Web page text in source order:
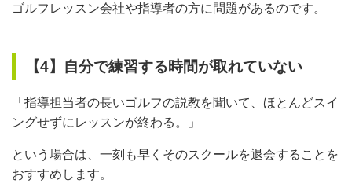
ゴルフレッスン会社や指導者の方に問題があるのです。
【4】自分で練習する時間が取れていない
「指導担当者の長いゴルフの説教を聞いて、ほとんどスイ
ングせずにレッスンが終わる。」
という場合は、一刻も早くそのスクールを退会することを
おすすめします。